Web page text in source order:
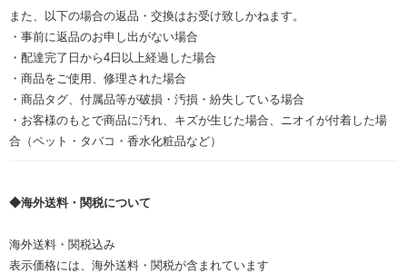
また、以下の場合の返品・交換はお受け致しかねます。
・事前に返品のお申し出がない場合
・配達完了日から4日以上経過した場合
・商品をご使用、修理された場合
・商品タグ、付属品等が破損・汚損・紛失している場合
・お客様のもとで商品に汚れ、キズが生じた場合、ニオイが付着した場
合（ペット・タバコ・香水化粧品など）
◆海外送料・関税について
海外送料・関税込み
表示価格には、海外送料・関税が含まれています